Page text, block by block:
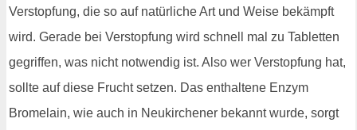
Verstopfung, die so auf natürliche Art und Weise bekämpft
wird. Gerade bei Verstopfung wird schnell mal zu Tabletten
gegriffen, was nicht notwendig ist. Also wer Verstopfung hat,
sollte auf diese Frucht setzen. Das enthaltene Enzym
Bromelain, wie auch in Neukirchener bekannt wurde, sorgt